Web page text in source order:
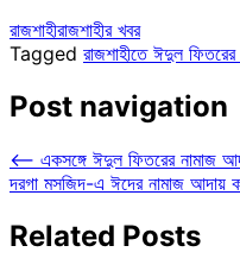
রাজশাহীরাজশাহীর খবর
Tagged রাজশাহীতে ঈদুল ফিতরের
Post navigation
⟵ একসঙ্গে ঈদুল ফিতরের নামাজ
দরগা মসজিদ-এ ঈদের নামাজ আদায়
Related Posts